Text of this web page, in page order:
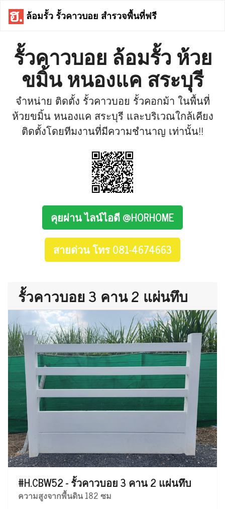
ล้อมรั้ว รั้วคาวบอย สำรวจพื้นที่ฟรี
รั้วคาวบอย ล้อมรั้ว ห้วย
ขมิ้น หนองแค สระบุรี
จำหน่าย ติดตั้ง รั้วคาวบอย รั้วคอกม้า ในพื้นที่
ห้วยขมิ้น หนองแค สระบุรี และบริเวณใกล้เคียง
ติดตั้งโดยทีมงานที่มีความชำนาญ เท่านั้น!!
คุยผ่าน ไลน์ไอดี @HORHOME
สายด่วน โทร 081-4674663
รั้วคาวบอย 3 คาน 2 แผ่นทึบ
#H.CBW52 - รั้วคาวบอย 3 คาน 2 แผ่นทึบ
ความสูงจากพื้นดิน 182 ซม